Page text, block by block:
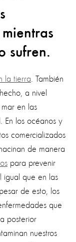
sufren.
la tierra. También
a nivel
en las
En los océanos y
comercializados
de manera
para prevenir
igual que en las
de esto, los
que
posterior
nuestros